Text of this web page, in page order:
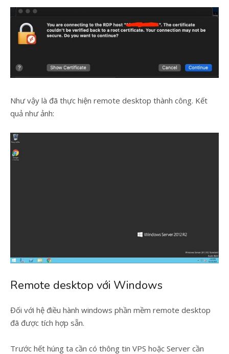
Như vậy là đã thực hiện remote desktop thành công. Kết
quả như ảnh:
Remote desktop với Windows
Đối với hệ điều hành windows phần mềm remote desktop
đã được tích hợp sẵn.
Trước hết húng ta cần có thông tin VPS hoặc Server cần